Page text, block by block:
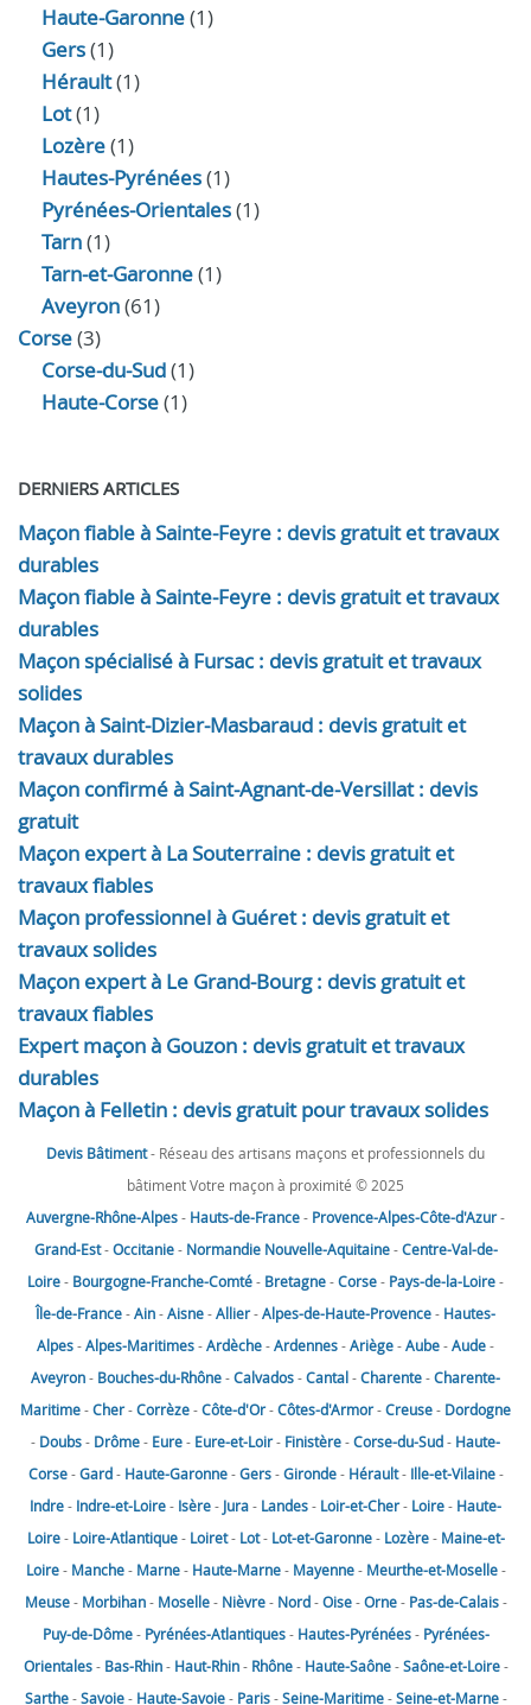
Haute-Garonne(1)
Gers(1)
Hérault(1)
Lot(1)
Lozère(1)
Hautes-Pyrénées(1)
Pyrénées-Orientales(1)
Tarn(1)
Tarn-et-Garonne(1)
Aveyron(61)
Corse(3)
Corse-du-Sud(1)
Haute-Corse(1)
DERNIERS ARTICLES
Maçon fiable à Sainte-Feyre : devis gratuit et travaux
durables
Maçon fiable à Sainte-Feyre : devis gratuit et travaux
durables
Maçon spécialisé à Fursac : devis gratuit et travaux
solides
Maçon à Saint-Dizier-Masbaraud : devis gratuit et
travaux durables
Maçon confirmé à Saint-Agnant-de-Versillat : devis
gratuit
Maçon expert à La Souterraine : devis gratuit et
travaux fiables
Maçon professionnel à Guéret : devis gratuit et
travaux solides
Maçon expert à Le Grand-Bourg : devis gratuit et
travaux fiables
Expert maçon à Gouzon : devis gratuit et travaux
durables
Maçon à Felletin : devis gratuit pour travaux solides
Devis Bâtiment- Réseau des artisans maçons et professionnels du
bâtiment Votre maçon à proximité © 2025
Auvergne-Rhône-Alpes- Hauts-de-France- Provence-Alpes-Côte-d'Azur-
Grand-Est-Occitanie- Normandie Nouvelle-Aquitaine-Centre-Val-de-
Loire- Bourgogne-Franche-Comté- Bretagne-Corse- Pays-de-la-Loire-
Île-de-France-Ain-Aisne-Allier-Alpes-de-Haute-Provence- Hautes-
Alpes-Alpes-Maritimes-Ardèche-Ardennes-Ariège-Aube-Aude-
Aveyron- Bouches-du-Rhône-Calvados-Cantal-Charente-Charente-
Maritime-Cher-Corrèze-Côte-d'Or-Côtes-d'Armor-Creuse- Dordogne
- Doubs- Drôme- Eure- Eure-et-Loir- Finistère-Corse-du-Sud- Haute-
Corse-Gard- Haute-Garonne-Gers-Gironde- Hérault- Ille-et-Vilaine-
Indre- Indre-et-Loire- Isère- Jura- Landes- Loir-et-Cher- Loire- Haute-
Loire- Loire-Atlantique- Loiret- Lot- Lot-et-Garonne- Lozère- Maine-et-
Loire- Manche- Marne- Haute-Marne- Mayenne- Meurthe-et-Moselle-
Meuse- Morbihan- Moselle- Nièvre- Nord-Oise-Orne- Pas-de-Calais-
Puy-de-Dôme- Pyrénées-Atlantiques- Hautes-Pyrénées- Pyrénées-
Orientales- Bas-Rhin- Haut-Rhin- Rhône- Haute-Saône-Saône-et-Loire-
Sarthe-Savoie- Haute-Savoie- Paris-Seine-Maritime-Seine-et-Marne-